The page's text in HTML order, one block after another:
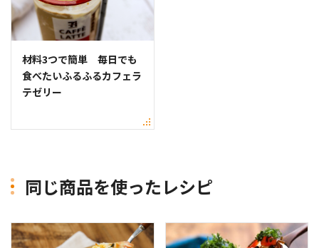
材料3つで簡単 毎日でも
食べたいふるふるカフェラ
テゼリー
同じ商品を使ったレシピ